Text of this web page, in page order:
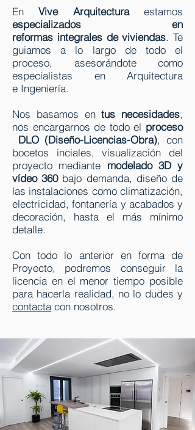
EnVive Arquitecturaestamos
especializados en
reformas integrales de viviendas. Te
guiamos a lo largo de todo el
proceso, asesorándote como
especialistas en Arquitectura
e Ingeniería.
Nos basamos entus necesidades,
nos encargarnos de todo el proceso
DLO (Diseño-Licencias-Obra), con
bocetos inciales, visualización del
proyecto mediante modelado 3D y
vídeo 360bajo demanda, diseño de
las instalaciones como climatización,
electricidad, fontanería y acabados y
decoración, hasta el más mínimo
detalle.
Con todo lo anterior en forma de
Proyecto, podremos conseguir la
licencia en el menor tiempo posible
para hacerla realidad, no lo dudes y
contacta con nosotros.